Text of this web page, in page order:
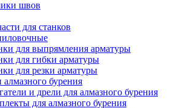
швов
для станков
для выпрямления арматуры
для гибки арматуры
для резки арматуры
алмазного бурения
и дрели для алмазного бурения
для алмазного бурения